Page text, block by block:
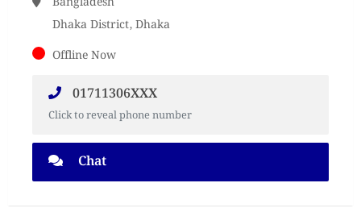
Dhaka District, Dhaka
Offline Now
01711306XXX
Click to reveal phone number
Chat